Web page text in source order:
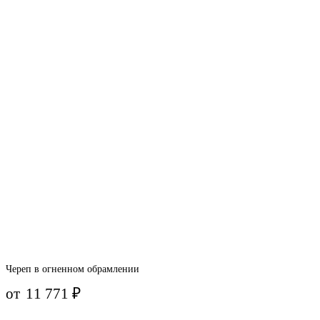
Череп в огненном обрамлении
от 11 771₽